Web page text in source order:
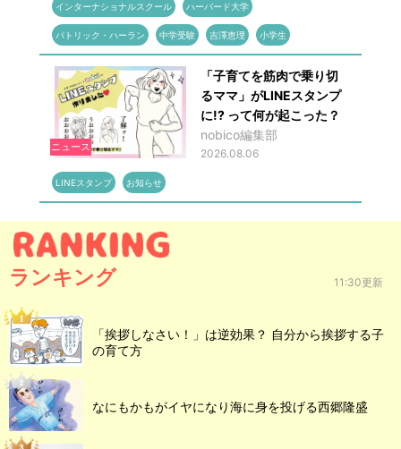
インターナショナルスクール ハーバード大学
パトリック・ハーラン 中学受験 吉澤恵理 小学生
ニュース
「子育てを筋肉で乗り切
るママ」がLINEスタンプ
に!? って何が起こった？
nobico編集部
2026.08.06
LINEスタンプ お知らせ
ランキング 11:30更新
「挨拶しなさい！」は逆効果？ 自分から挨拶する子
の育て方
なにもかもがイヤになり海に身を投げる西郷隆盛